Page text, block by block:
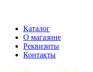
Каталог
О магазине
Реквизиты
Контакты